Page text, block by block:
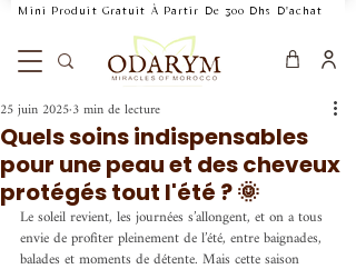
Mini Produit Gratuit À Partir De 300 Dhs D'achat
Quels soins indispensables
pour une peau et des cheveux
protégés tout l'été ? 🌞
25 juin 20253 min de lecture
Le soleil revient, les journées s’allongent, et on a tous
envie de profiter pleinement de l’été, entre baignades,
balades et moments de détente. Mais cette saison